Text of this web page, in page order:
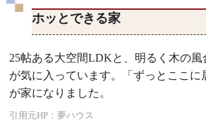
ホッとできる家
25帖ある大空間LDKと、明るく木の風
が気に入っています。「ずっとここに
が家になりました。
引用元HP：夢ハウス